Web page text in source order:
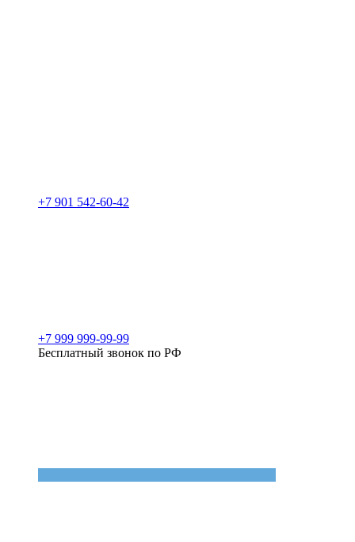
+7 901 542-60-42
+7 999 999-99-99
Бесплатный звонок по РФ